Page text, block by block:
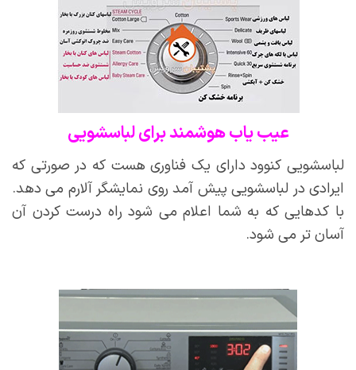
عیب یاب هوشمند برای لباسشویی
لباسشویی کنوود دارای یک فناوری هست که در صورتی که
ایرادی در لباسشویی پیش آمد روی نمایشگر آلارم می دهد.
با کدهایی که به شما اعلام می شود راه درست کردن آن
آسان تر می شود.